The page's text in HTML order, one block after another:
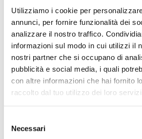
Utilizziamo i cookie per
annunci, per fornire funzionalità dei
analizzare il nostro traffico.
informazioni sul modo in cui utilizzi il
nostri partner che si occupano di
pubblicità e social media, i quali
con altre informazioni che hai fornito
raccolto dal tuo utilizzo dei loro servizi.
delNecessari
07 - Mario Po’, Direttore del
Pianificazione e Sviluppo, Ulss
08 - Carlotta Forestan, Ufficio
del Veneto